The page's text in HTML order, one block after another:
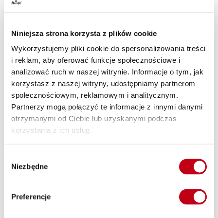
Niniejsza strona korzysta z plików cookie
Wykorzystujemy pliki cookie do spersonalizowania treści
i reklam, aby oferować funkcje społecznościowe i
analizować ruch w naszej witrynie. Informacje o tym, jak
korzystasz z naszej witryny, udostępniamy partnerom
społecznościowym, reklamowym i analitycznym.
Partnerzy mogą połączyć te informacje z innymi danymi
otrzymanymi od Ciebie lub uzyskanymi podczas
korzystania z ich usług.
zgody
Niezbędne
Preferencje
który musiałbyś spędzić na gotowaniu. Nasz catering
dietetyczny prosto pod Twoje drzwi, niezależnie od miejsca –
domu czy biura.
Wysoka jakość naszych usług
Naszą misją jest promowanie zdrowego stylu życia poprzez
zdrową dietę. Dlatego dbamy o to, aby nasze posiłki były nie
tylko zdrowe, ale również smaczne. Wysoka jakość to nasz
priorytet, dlatego wszystkie nasze posiłki są przygotowywane
przez profesjonalnych kucharzy z najlepszych dostępnych
Edukacja i zdrowe nawyki żywieniowe z dietą
Wierzymy, że zdrowe jedzenie to więcej niż dieta – to styl